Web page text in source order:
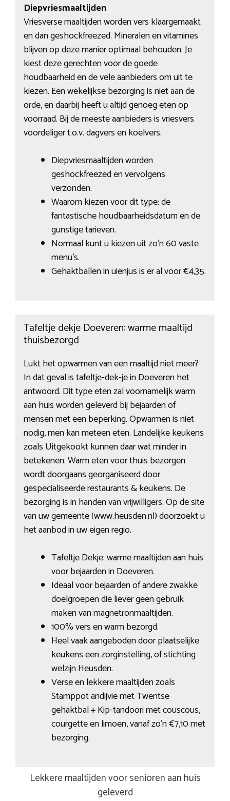
Diepvriesmaaltijden
Vriesverse maaltijden worden vers klaargemaakt
en dan geshockfreezed. Mineralen en vitamines
blijven op deze manier optimaal behouden. Je
kiest deze gerechten voor de goede
houdbaarheid en de vele aanbieders om uit te
kiezen. Een wekelijkse bezorging is niet aan de
orde, en daarbij heeft u altijd genoeg eten op
voorraad. Bij de meeste aanbieders is vriesvers
voordeliger t.o.v. dagvers en koelvers.
Diepvriesmaaltijden worden
geshockfreezed en vervolgens
verzonden.
Waarom kiezen voor dit type: de
fantastische houdbaarheidsdatum en de
gunstige tarieven.
Normaal kunt u kiezen uit zo’n 60 vaste
menu’s.
Gehaktballen in uienjus is er al voor €4,35.
Tafeltje dekje Doeveren: warme maaltijd
thuisbezorgd
Lukt het opwarmen van een maaltijd niet meer?
In dat geval is tafeltje-dek-je in Doeveren het
antwoord. Dit type eten zal voornamelijk warm
aan huis worden geleverd bij bejaarden of
mensen met een beperking. Opwarmen is niet
nodig, men kan meteen eten. Landelijke keukens
zoals Uitgekookt kunnen daar wat minder in
betekenen. Warm eten voor thuis bezorgen
wordt doorgaans georganiseerd door
gespecialiseerde restaurants & keukens. De
bezorging is in handen van vrijwilligers. Op de site
van uw gemeente (www.heusden.nl) doorzoekt u
het aanbod in uw eigen regio.
Tafeltje Dekje: warme maaltijden aan huis
voor bejaarden in Doeveren.
Ideaal voor bejaarden of andere zwakke
doelgroepen die liever geen gebruik
maken van magnetronmaaltijden.
100% vers en warm bezorgd.
Heel vaak aangeboden door plaatselijke
keukens een zorginstelling, of stichting
welzijn Heusden.
Verse en lekkere maaltijden zoals
Stamppot andijvie met Twentse
gehaktbal + Kip-tandoori met couscous,
courgette en limoen, vanaf zo’n €7,10 met
bezorging.
Lekkere maaltijden voor senioren aan huis
geleverd